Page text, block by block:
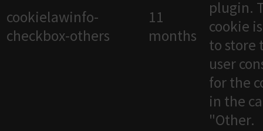
cookielawinfo-
checkbox-others
11
months
plugin.
cookie
to store
user
for the
in the
"Other.